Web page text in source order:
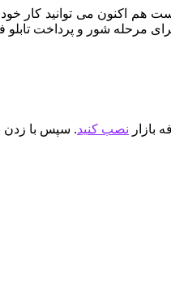
تلاش خود را به کار برده ایم تا با استفاده از نیروهای متخصص بهترین کیفیت را در اختیار شما قرار
بازار نصب کنید. سپس با زدن